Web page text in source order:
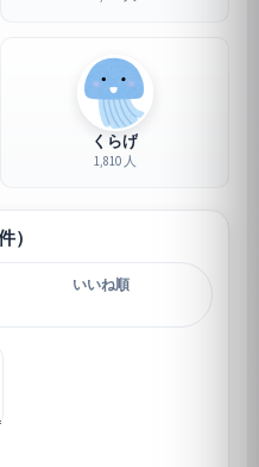
くらげ
1,810 人
）
いいね順